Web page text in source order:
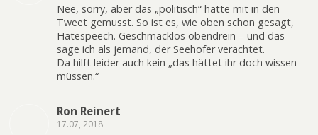
Nee, sorry, aber das „politisch“ hätte mit in den
Tweet gemusst. So ist es, wie oben schon gesagt,
Hatespeech. Geschmacklos obendrein – und das
sage ich als jemand, der Seehofer verachtet.
Da hilft leider auch kein „das hättet ihr doch wissen
müssen.“
Ron Reinert
17.07, 2018